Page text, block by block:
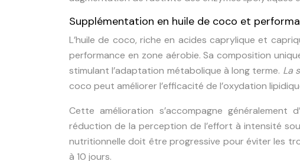
Supplémentation en huile de coco et
L’huile de coco, riche en acides caprylique et
performance en zone aérobie. Sa composition
stimulant l’adaptation métabolique à long terme. La
coco peut améliorer l’efficacité de l’oxydation
Cette amélioration s’accompagne généralement
réduction de la perception de l’effort à intensité
nutritionnelle doit être progressive pour éviter les
à 10 jours.